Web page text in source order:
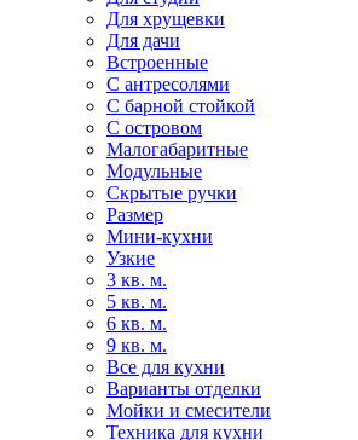
Для хрущевки
Для дачи
Встроенные
С антресолями
С барной стойкой
С островом
Малогабаритные
Модульные
Скрытые ручки
Размер
Мини-кухни
Узкие
3 кв. м.
5 кв. м.
6 кв. м.
9 кв. м.
Все для кухни
Варианты отделки
Мойки и смесители
Техника для кухни